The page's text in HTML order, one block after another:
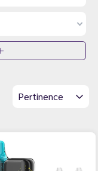
Pertinence